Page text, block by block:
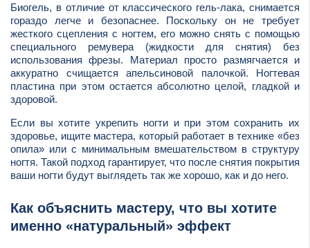
Биогель, в отличие от классического гель-лака, снимается
гораздо легче и безопаснее. Поскольку он не требует
жесткого сцепления с ногтем, его можно снять с помощью
специального ремувера (жидкости для снятия) без
использования фрезы. Материал просто размягчается и
аккуратно счищается апельсиновой палочкой. Ногтевая
пластина при этом остается абсолютно целой, гладкой и
здоровой.
Если вы хотите укрепить ногти и при этом сохранить их
здоровье, ищите мастера, который работает в технике «без
опила» или с минимальным вмешательством в структуру
ногтя. Такой подход гарантирует, что после снятия покрытия
ваши ногти будут выглядеть так же хорошо, как и до него.
Как объяснить мастеру, что вы хотите
именно «натуральный» эффект